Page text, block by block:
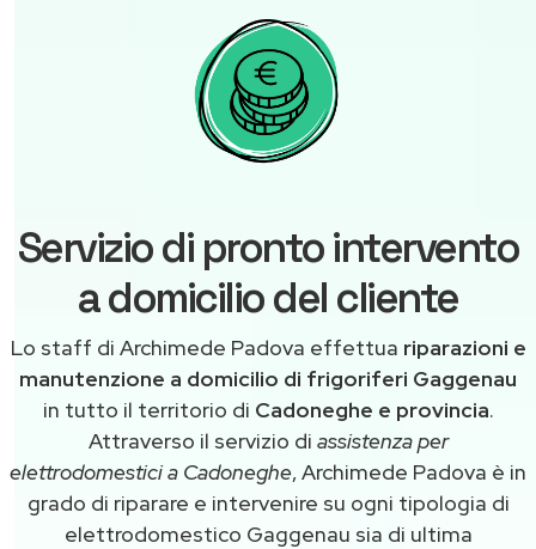
Servizio di pronto intervento
a domicilio del cliente
Lo staff di Archimede Padova effettua riparazioni e
manutenzione a domicilio di frigoriferi Gaggenau
in tutto il territorio di Cadoneghe e provincia.
Attraverso il servizio di assistenza per
elettrodomestici a Cadoneghe, Archimede Padova è in
grado di riparare e intervenire su ogni tipologia di
elettrodomestico Gaggenau sia di ultima